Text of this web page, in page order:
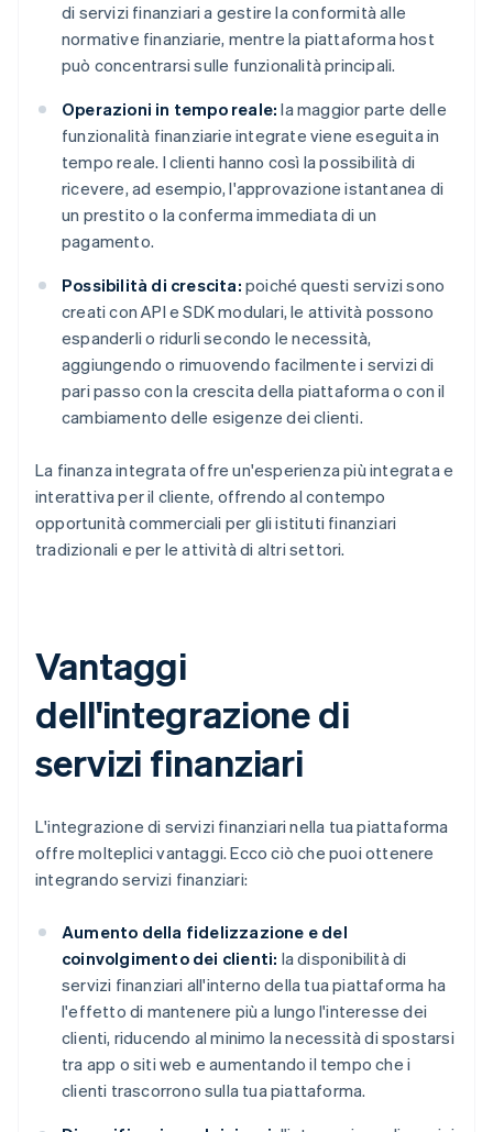
di servizi finanziari a gestire la conformità alle
normative finanziarie, mentre la piattaforma host
può concentrarsi sulle funzionalità principali.
Operazioni in tempo reale: la maggior parte delle
funzionalità finanziarie integrate viene eseguita in
tempo reale. I clienti hanno così la possibilità di
ricevere, ad esempio, l'approvazione istantanea di
un prestito o la conferma immediata di un
pagamento.
Possibilità di crescita: poiché questi servizi sono
creati con API e SDK modulari, le attività possono
espanderli o ridurli secondo le necessità,
aggiungendo o rimuovendo facilmente i servizi di
pari passo con la crescita della piattaforma o con il
cambiamento delle esigenze dei clienti.
La finanza integrata offre un'esperienza più integrata e
interattiva per il cliente, offrendo al contempo
opportunità commerciali per gli istituti finanziari
tradizionali e per le attività di altri settori.
Vantaggi
dell'integrazione di
servizi finanziari
L'integrazione di servizi finanziari nella tua piattaforma
offre molteplici vantaggi. Ecco ciò che puoi ottenere
integrando servizi finanziari:
Aumento della fidelizzazione e del
coinvolgimento dei clienti: la disponibilità di
servizi finanziari all'interno della tua piattaforma ha
l'effetto di mantenere più a lungo l'interesse dei
clienti, riducendo al minimo la necessità di spostarsi
tra app o siti web e aumentando il tempo che i
clienti trascorrono sulla tua piattaforma.